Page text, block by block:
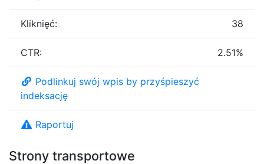
Strony transportowe
Kliknięć: 38
CTR: 2.51%
Podlinkuj swój wpis by przyśpieszyć
indeksację
Raportuj